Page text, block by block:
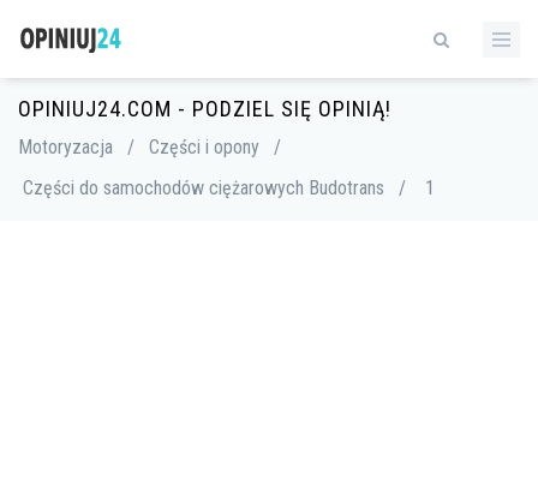
OPINIUJ24.COM - PODZIEL SIĘ OPINIĄ!
Motoryzacja / Części i opony
/
Części do samochodów ciężarowych Budotrans
/ 1